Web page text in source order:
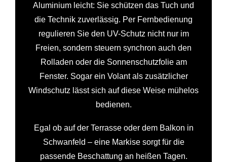
Aluminium leicht: Sie schützen das Tuch und
die Technik zuverlässig. Per Fernbedienung
regulieren Sie den UV-Schutz nicht nur im
Freien, sondern steuern synchron auch den
Rolladen oder die Sonnenschutzfolie am
Fenster. Sogar ein Volant als zusätzlicher
Windschutz lässt sich auf diese Weise mühelos
bedienen.
Egal ob auf der Terrasse oder dem Balkon in
Schwanfeld – eine Markise sorgt für die
passende Beschattung an heißen Tagen.